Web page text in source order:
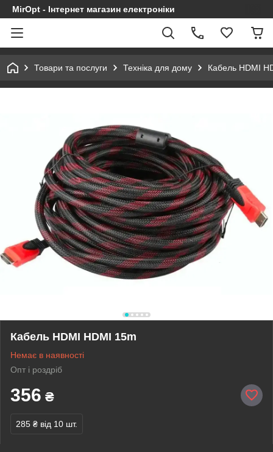
MirOpt - Інтернет магазин електроніки
Товари та послуги Техніка для дому Кабель HDMI
Кабель HDMI HDMI 15m
Немає в наявності
Опт і роздріб
356 ₴
285 ₴ від 10 шт.